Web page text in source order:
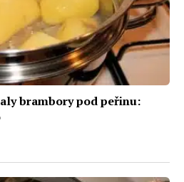
brambory pod peřinu: